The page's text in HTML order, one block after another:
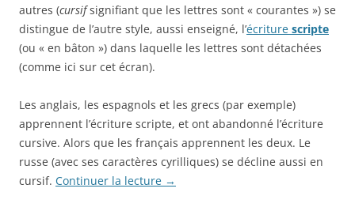
autres (cursifsignifiant que les lettres sont « courantes ») se
distingue de l’autre style, aussi enseigné, l’écriture scripte
(ou « en bâton ») dans laquelle les lettres sont détachées
(comme ici sur cet écran).
Les anglais, les espagnols et les grecs (par exemple)
apprennent l’écriture scripte, et ont abandonné l’écriture
cursive. Alors que les français apprennent les deux. Le
russe (avec ses caractères cyrilliques) se décline aussi en
cursif. Continuer la lecture →